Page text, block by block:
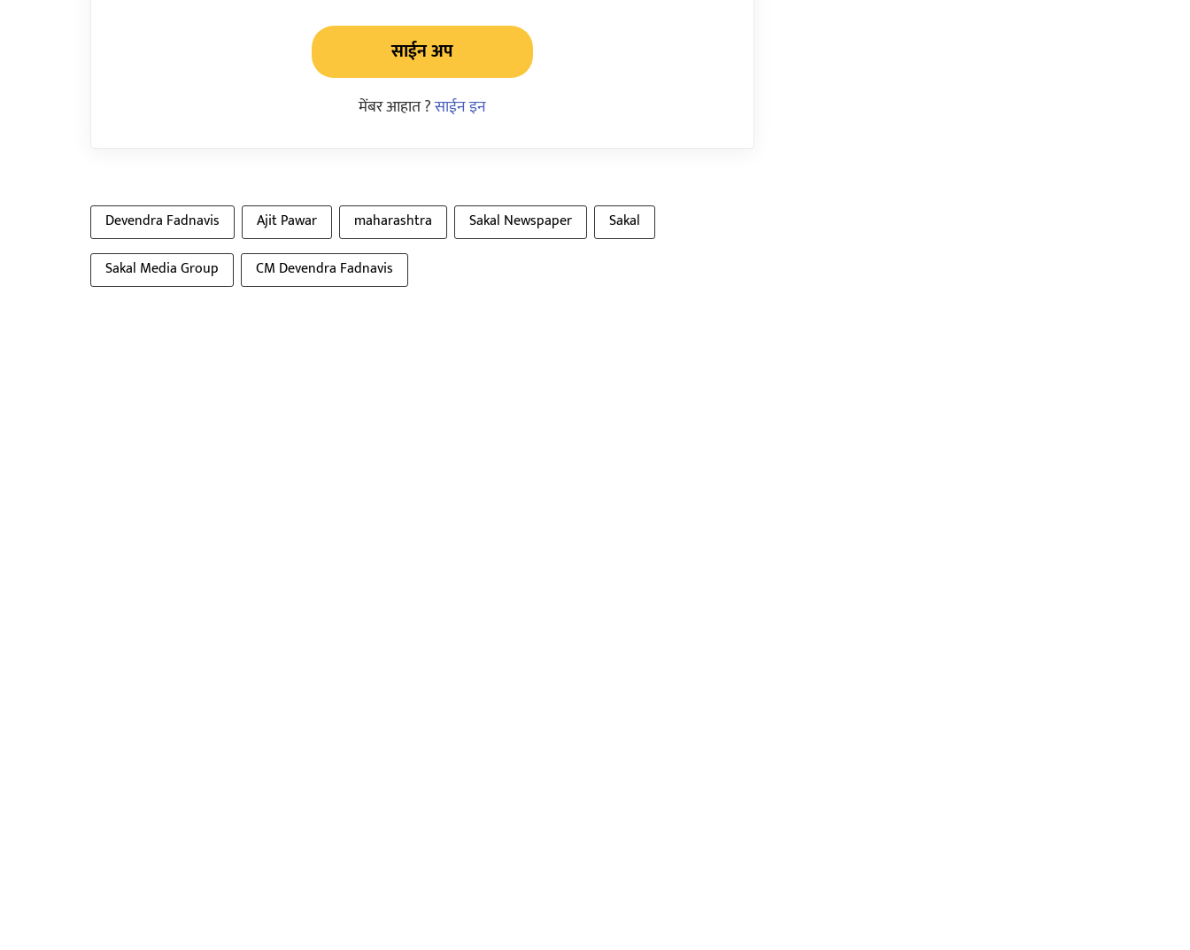
साईन अप
मेंबर आहात ?साईन इन
Devendra Fadnavis Ajit Pawar maharashtra Sakal Newspaper
Sakal
Sakal Media Group
CM Devendra Fadnavis